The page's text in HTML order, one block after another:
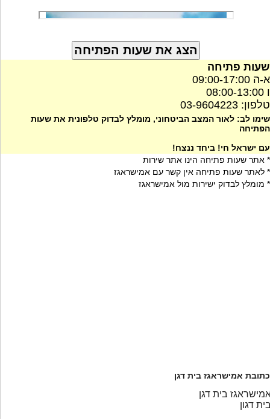
שעות פתיחה
א-ה 09:00-17:00
ו 08:00-13:00
טלפון: 03-9604223
שימו לב: לאור המצב הביטחוני, מומלץ לבדוק טלפונית את שעות
הפתיחה
עם ישראל חי! ביחד ננצח!
* אתר שעות פתיחה הינו אתר שירות
* לאתר שעות פתיחה אין קשר עם אמישראגז
* מומלץ לבדוק ישירות מול אמישראגז
כתובת אמישראגז בית דגן
בית דגן
דגון